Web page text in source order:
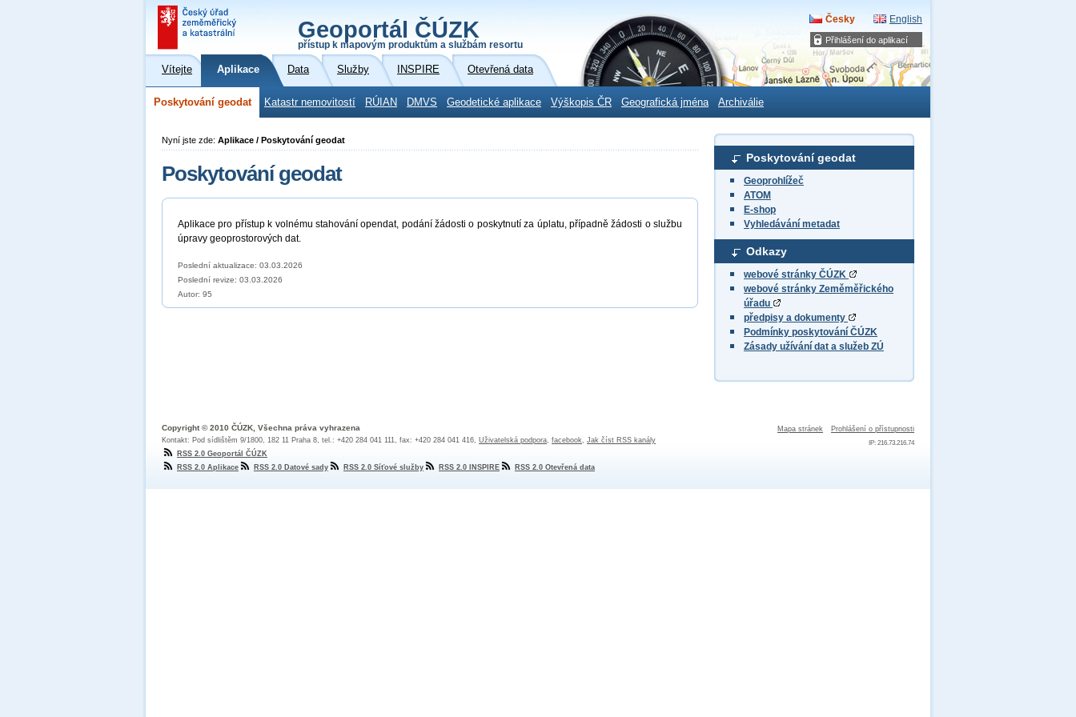
Přihlášení do aplikací
Geoportál ČÚZK
přístup k mapovým produktům a službám resortu
Česky English
Vítejte Aplikace Data Služby INSPIRE Otevřená data
Poskytování geodat Katastr nemovitostí RÚIAN DMVS Geodetické aplikace Výškopis ČR Geografická jména Archiválie
Poskytování geodat
Geoprohlížeč
ATOM
E-shop
Vyhledávání metadat
Odkazy
webové stránky ČÚZK
webové stránky Zeměměřického
úřadu
předpisy a dokumenty
Podmínky poskytování ČÚZK
Zásady užívání dat a služeb ZÚ
Nyní jste zde: Aplikace / Poskytování geodat
Poskytování geodat
Aplikace pro přístup k volnému stahování opendat, podání žádosti o poskytnutí za úplatu, případně žádosti o službu
úpravy geoprostorových dat.
Poslední aktualizace: 03.03.2026
Poslední revize: 03.03.2026
Autor: 95
Mapa stránek Prohlášení o přístupnosti
IP: 216.73.216.74
Copyright © 2010 ČÚZK, Všechna práva vyhrazena
Kontakt: Pod sídlištěm 9/1800, 182 11 Praha 8, tel.: +420 284 041 111, fax: +420 284 041 416, Uživatelská podpora, facebook, Jak číst RSS kanály
RSS 2.0 Geoportál ČÚZK
RSS 2.0 Aplikace
RSS 2.0 Datové sady RSS 2.0 Síťové služby RSS 2.0 INSPIRE RSS 2.0 Otevřená data